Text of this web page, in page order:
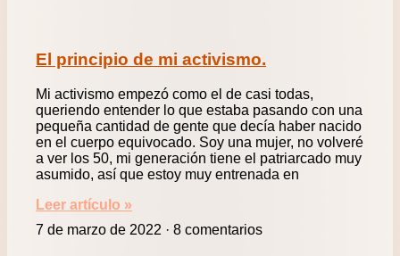
El principio de mi activismo.
Mi activismo empezó como el de casi todas,
queriendo entender lo que estaba pasando con una
pequeña cantidad de gente que decía haber nacido
en el cuerpo equivocado. Soy una mujer, no volveré
a ver los 50, mi generación tiene el patriarcado muy
asumido, así que estoy muy entrenada en
Leer artículo »
7 de marzo de 2022
8 comentarios